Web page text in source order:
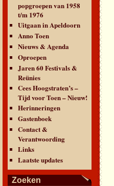
popgroepen van 1958
t/m 1976
Uitgaan in Apeldoorn
Anno Toen
Nieuws & Agenda
Oproepen
Jaren 60 Festivals &
Reünies
Cees Hoogstraten’s –
Tijd voor Toen – Nieuw!
Herinneringen
Gastenboek
Contact &
Verantwoording
Links
Laatste updates
Zoeken